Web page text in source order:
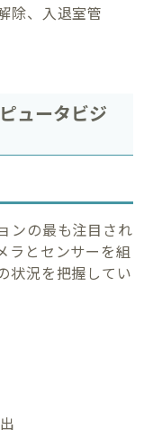
除、入退室管
ュータビジ
ンの最も注目され
ラとセンサーを組
状況を把握してい